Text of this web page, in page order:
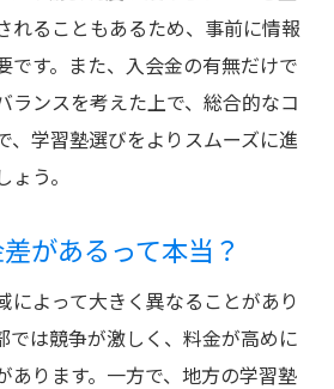
な塾を避けるポイント
納得感を得る方法
の明細を確認しよう
るサービスを理解する
性が学習成果に与える影響
れることもあるため、事前に情報
です。また、入会金の有無だけで
ランスを考えた上で、総合的なコ
、学習塾選びをよりスムーズに進
う。
があるって本当？
によって大きく異なることがあり
では競争が激しく、料金が高めに
あります。一方で、地方の学習塾